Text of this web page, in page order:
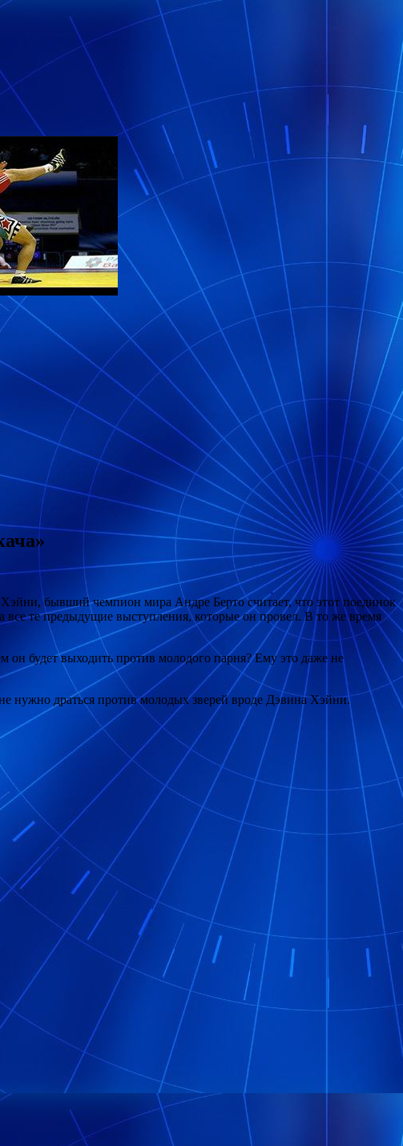
бывший чемпион мира Андре Берто считает, что этот поединок
все те предыдущие выступления, которые он провел. В то же время
будет выходить против молодого парня? Ему это даже не
нужно драться против молодых зверей вроде Дэвина Хэйни.